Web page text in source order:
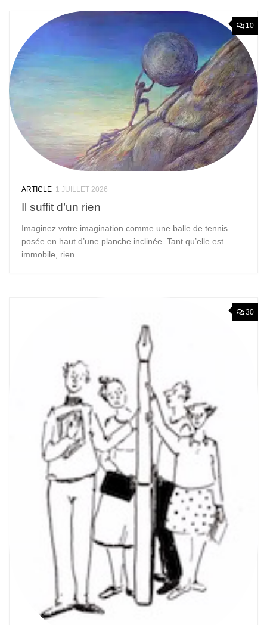
10
ARTICLE 1 JUILLET 2026
Il suffit d’un rien
Imaginez votre imagination comme une balle de tennis
posée en haut d’une planche inclinée. Tant qu’elle est
immobile, rien...
30